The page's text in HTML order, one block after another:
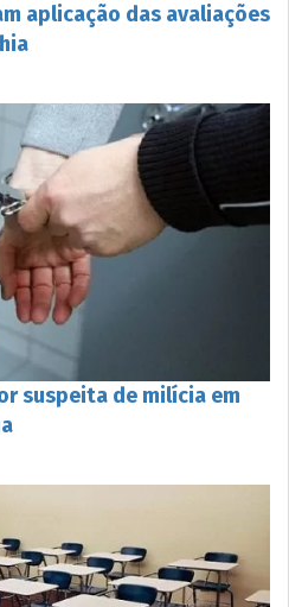
aplicação das avaliações
suspeita de milícia em